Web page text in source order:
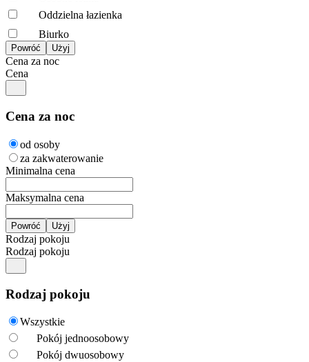
Oddzielna łazienka
Biurko
Cena za noc
Cena
Cena za noc
od osoby
za zakwaterowanie
Minimalna cena
Maksymalna cena
Rodzaj pokoju
Rodzaj pokoju
Rodzaj pokoju
Wszystkie
Pokój jednoosobowy
Pokój dwuosobowy